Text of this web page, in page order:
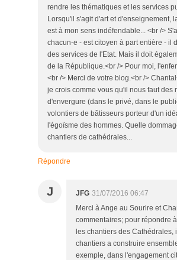
rendre les thématiques et les services
Lorsqu'il s'agit d'art et d'enseignement,
est à mon sens indéfendable... <br />
chacun-e - est citoyen à part entière - il
des services de l'Etat. Mais il doit
de la République.<br /> Pour moi,
<br /> Merci de votre blog.<br />
je crois comme vous qu'il nous faut des
d'envergure (dans le privé, dans le
volontiers de bâtisseurs porteur d'un
l'égoïsme des hommes. Quelle
chantiers de cathédrales...
Répondre
J JFG 31/07/2016 06:47
Merci à Ange au Sourire et
commentaires; pour répondre
les chantiers des Cathédrales,
chantiers a construire
exemple, dans l'engagement